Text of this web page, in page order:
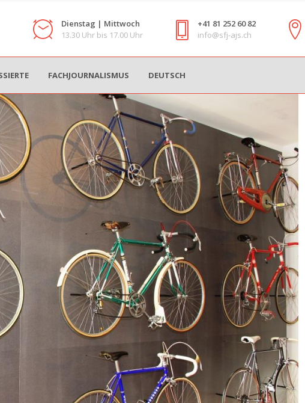
Dienstag | Mittwoch
13.30 Uhr bis 17.00 Uhr
+41 81 252 60 82
info@sfj-ajs.ch
FACHJOURNALISMUS DEUTSCH